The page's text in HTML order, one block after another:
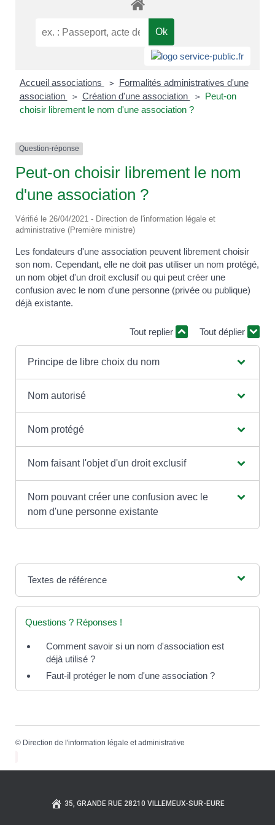
Accueil associations >
Formalités administratives d'une
association
> Création d'une association >
Peut-on
choisir librement le nom d'une association ?
Question-réponse
Peut-on choisir librement le nom
d'une association ?
Vérifié le 26/04/2021 - Direction de l'information légale et
administrative (Première ministre)
Les fondateurs d'une association peuvent librement choisir
son nom. Cependant, elle ne doit pas utiliser un nom protégé,
un nom objet d'un droit exclusif ou qui peut créer une
confusion avec le nom d'une personne (privée ou publique)
déjà existante.
Tout replier Tout déplier
Principe de libre choix du nom
Nom autorisé
Nom protégé
Nom faisant l'objet d'un droit exclusif
Nom pouvant créer une confusion avec le
nom d'une personne existante
Textes de référence
Questions ? Réponses !
Comment savoir si un nom d'association est
déjà utilisé ?
Faut-il protéger le nom d'une association ?
© Direction de l'information légale et administrative
35, GRANDE RUE 28210 VILLEMEUX-SUR-EURE